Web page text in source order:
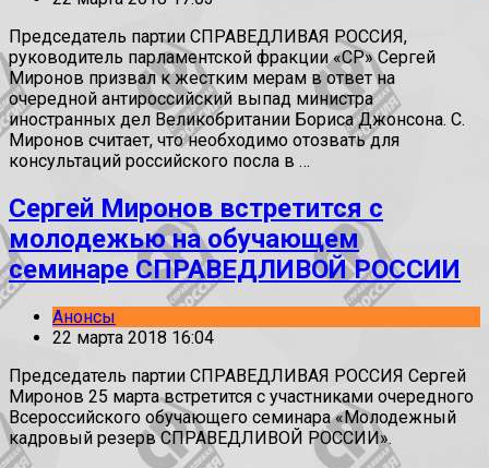
Председатель партии СПРАВЕДЛИВАЯ РОССИЯ,
руководитель парламентской фракции «СР» Сергей
Миронов призвал к жестким мерам в ответ на
очередной антироссийский выпад министра
иностранных дел Великобритании Бориса Джонсона. С.
Миронов считает, что необходимо отозвать для
консультаций российского посла в …
Сергей Миронов встретится с
молодежью на обучающем
семинаре СПРАВЕДЛИВОЙ РОССИИ
Анонсы
22 марта 2018 16:04
Председатель партии СПРАВЕДЛИВАЯ РОССИЯ Сергей
Миронов 25 марта встретится с участниками очередного
Всероссийского обучающего семинара «Молодежный
кадровый резерв СПРАВЕДЛИВОЙ РОССИИ».